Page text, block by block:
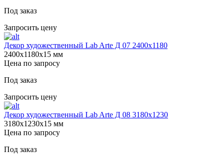
Под заказ
Запросить цену
Декор художественный Lab Arte Д 07 2400х1180
2400х1180х15 мм
Цена по запросу
Под заказ
Запросить цену
Декор художественный Lab Arte Д 08 3180х1230
3180х1230х15 мм
Цена по запросу
Под заказ